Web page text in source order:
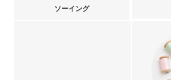
ソーイング